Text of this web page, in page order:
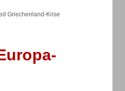
Griechenland-Krise